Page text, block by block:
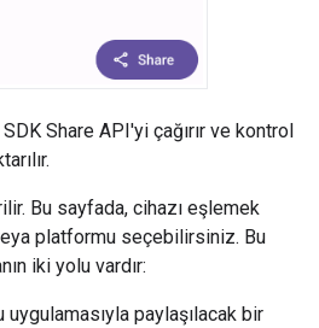
Share API'yi çağırır ve kontrol
Bu sayfada, cihazı eşlemek
platformu seçebilirsiniz. Bu
iki yolu vardır:
paylaşılacak bir